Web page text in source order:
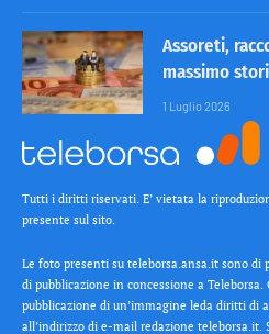
Assoreti,
massimo
1 Luglio 2026
Tutti i diritti riservati. E’ vietata la
presente sul sito.
Le foto presenti su teleborsa.ansa.it sono di
di pubblicazione in concessione a Teleborsa.
pubblicazione di un’immagine leda diritti di
all’indirizzo di e-mail redazione teleborsa.it.